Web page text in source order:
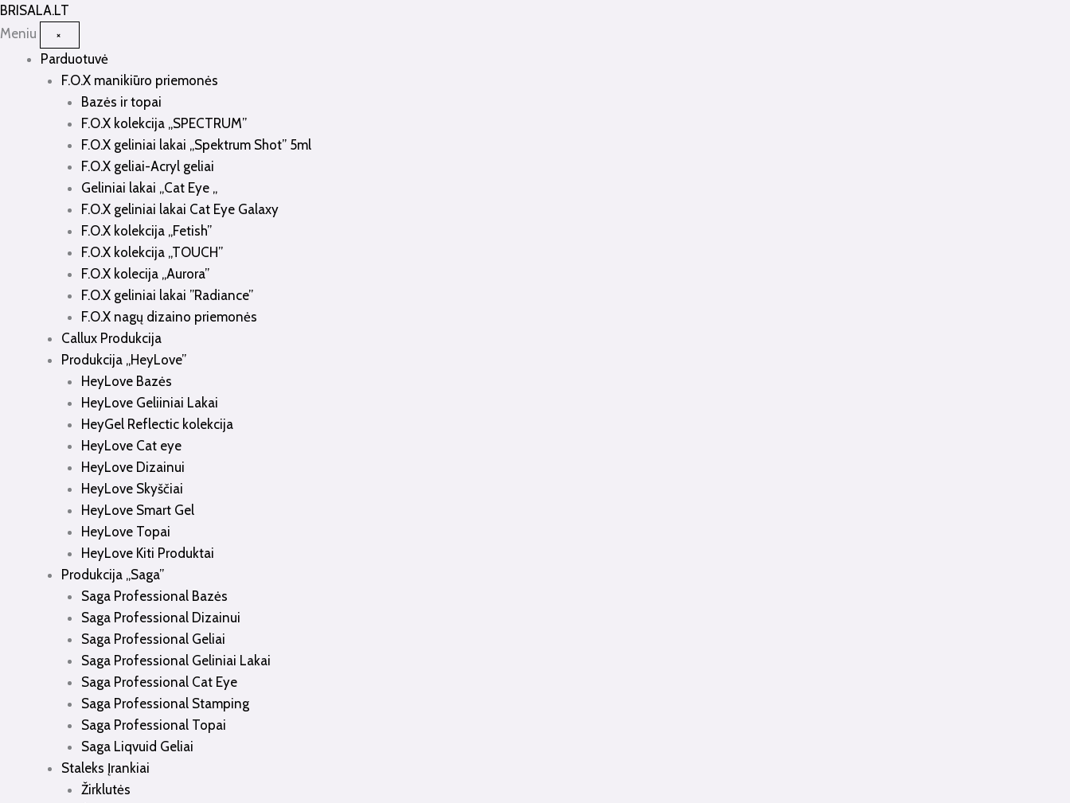
BRISALA.LT
Meniu
×
Parduotuvė
F.O.X manikiūro priemonės
Bazės ir topai
F.O.X kolekcija „SPECTRUM”
F.O.X geliniai lakai „Spektrum Shot” 5ml
F.O.X geliai-Acryl geliai
Geliniai lakai „Cat Eye „
F.O.X geliniai lakai Cat Eye Galaxy
F.O.X kolekcija „Fetish”
F.O.X kolekcija „TOUCH”
F.O.X kolecija „Aurora”
F.O.X geliniai lakai ”Radiance”
F.O.X nagų dizaino priemonės
Callux Produkcija
Produkcija „HeyLove”
HeyLove Bazės
HeyLove Geliiniai Lakai
HeyGel Reflectic kolekcija
HeyLove Cat eye
HeyLove Dizainui
HeyLove Skyščiai
HeyLove Smart Gel
HeyLove Topai
HeyLove Kiti Produktai
Produkcija „Saga”
Saga Professional Bazės
Saga Professional Dizainui
Saga Professional Geliai
Saga Professional Geliniai Lakai
Saga Professional Cat Eye
Saga Professional Stamping
Saga Professional Topai
Saga Liqvuid Geliai
Staleks Įrankiai
Žirklutės
Pereiti
prie